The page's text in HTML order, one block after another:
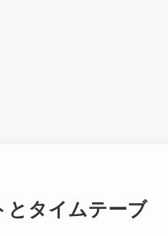
とタイムテーブ